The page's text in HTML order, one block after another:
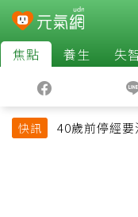
焦點 養生 失
快訊
40歲前停經